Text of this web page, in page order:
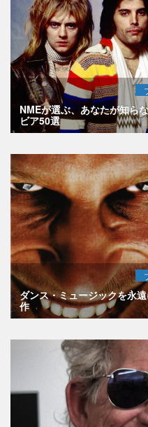
NMEが選ぶ、あなたが知ら
ビア50選
ダンス・ミュージックを永
作